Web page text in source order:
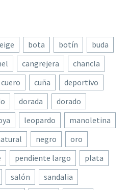
bota botín
buda
cangrejera
chancla
cuero cuña
deportivo
dorada
dorado
leopardo
manoletina
negro
oro
pendiente largo
plata
salón
sandalia